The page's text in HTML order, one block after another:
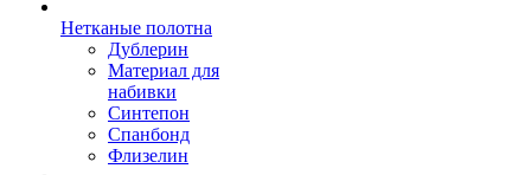
Нетканые полотна
Дублерин
Материал для
набивки
Синтепон
Спанбонд
Флизелин